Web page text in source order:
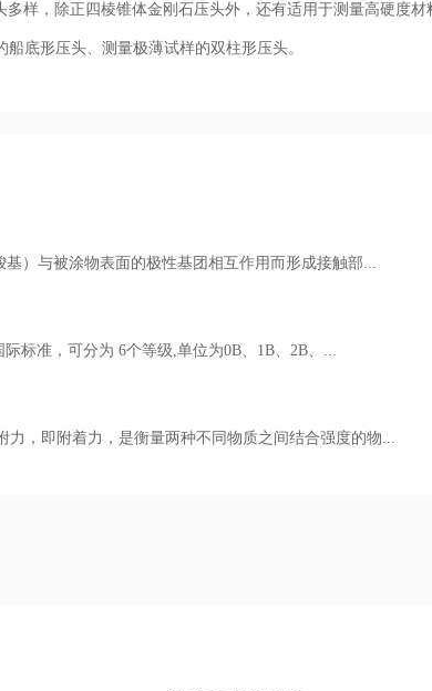
，除正四棱锥体金刚石压头外，还有适用于测量高硬度材
底形压头、测量极薄试样的双柱形压头。
）与被涂物表面的极性基团相互作用而形成接触部...
标准，可分为 6个等级,单位为0B、1B、2B、...
，即附着力，是衡量两种不同物质之间结合强度的物...